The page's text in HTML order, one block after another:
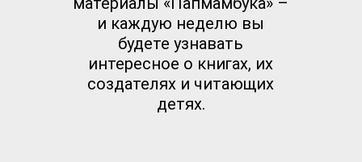
и каждую неделю вы
будете узнавать
интересное о книгах, их
создателях и читающих
детях.